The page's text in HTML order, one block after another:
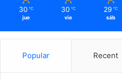
30 ℃
jue
30 ℃
vie
29 ℃
sáb
Popular Recent